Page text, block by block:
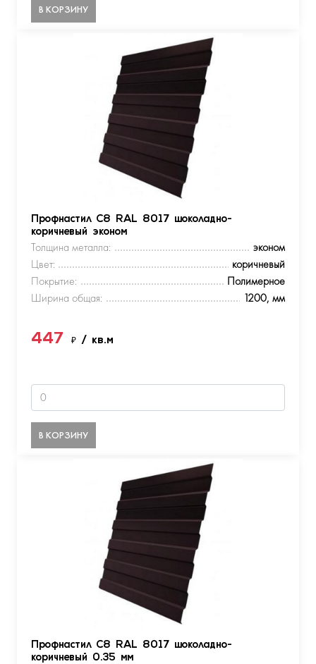
В КОРЗИНУ
Профнастил С8 RAL 8017 шоколадно-
коричневый эконом
Толщина металла:
эконом
Цвет:
коричневый
Покрытие:
Полимерное
Ширина общая:
1200, мм
447 ₽ / кв.м
В КОРЗИНУ
Профнастил С8 RAL 8017 шоколадно-
коричневый 0.35 мм